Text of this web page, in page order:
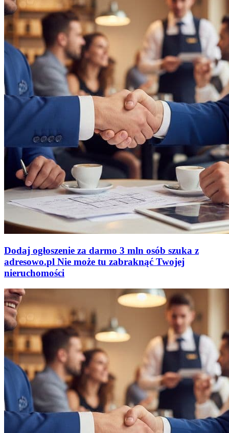
Dodaj ogłoszenie za darmo 3 mln osób szuka z
adresowo.pl Nie może tu zabraknąć Twojej
nieruchomości